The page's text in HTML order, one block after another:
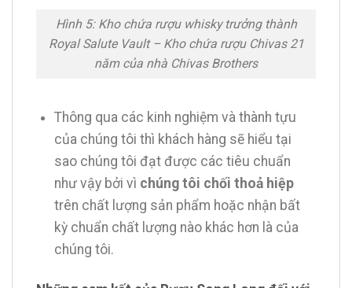
Hình 5: Kho chứa rượu whisky trưởng thành
Royal Salute Vault – Kho chứa rượu Chivas 21
năm của nhà Chivas Brothers
Thông qua các kinh nghiệm và thành tựu
của chúng tôi thì khách hàng sẽ hiểu tại
sao chúng tôi đạt được các tiêu chuẩn
như vậy bởi vì chúng tôi chối thoả hiệp
trên chất lượng sản phẩm hoặc nhận bất
kỳ chuẩn chất lượng nào khác hơn là của
chúng tôi.